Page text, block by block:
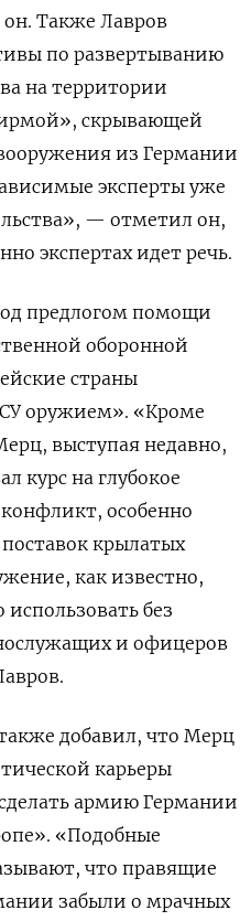
Также Лавров
по развертыванию
на территории
скрывающей
из Германии
эксперты уже
— отметил он,
экспертах идет речь.
предлогом помощи
оборонной
страны
оружием». «Кроме
выступая недавно,
курс на глубокое
особенно
крылатых
как известно,
без
и офицеров
добавил, что Мерц
карьеры
армию Германии
«Подобные
что правящие
забыли о мрачных